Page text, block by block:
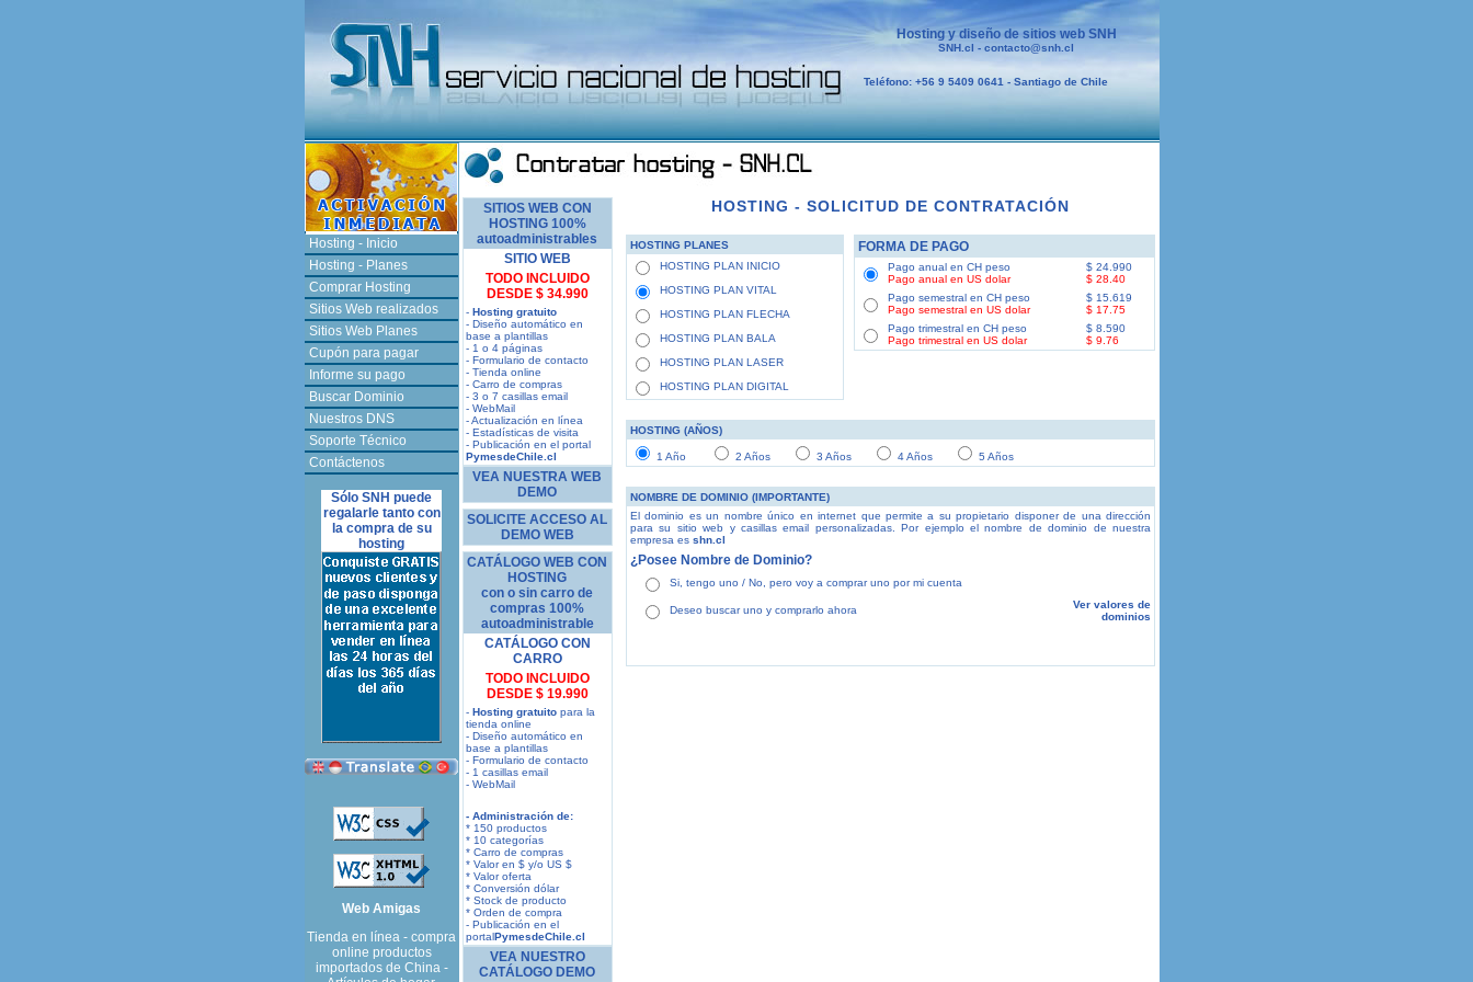
Hosting y diseño de sitios web SNH
SNH.cl - contacto@snh.cl
Teléfono: +56 9 5409 0641 - Santiago de Chile
Hosting - Inicio
Hosting - Planes
Comprar Hosting
Sitios Web realizados
Sitios Web Planes
Cupón para pagar
Informe su pago
Buscar Dominio
Nuestros DNS
Soporte Técnico
Contáctenos
Sólo SNH puede
regalarle tanto con
la compra de su
hosting
Web Amigas
Tienda en línea - compra
online productos
importados de China -
SITIOS WEB CON
HOSTING 100%
autoadministrables
SITIO WEB
TODO INCLUIDO
DESDE $ 34.990
- Hosting gratuito
- Diseño automático en
base a plantillas
- 1 o 4 páginas
- Formulario de contacto
- Tienda online
- Carro de compras
- 3 o 7 casillas email
- WebMail
- Actualización en línea
- Estadísticas de visita
- Publicación en el portal
PymesdeChile.cl
VEA NUESTRA WEB
DEMO
SOLICITE ACCESO AL
DEMO WEB
CATÁLOGO WEB CON
HOSTING
con o sin carro de
compras 100%
autoadministrable
CATÁLOGO CON
CARRO
TODO INCLUIDO
DESDE $ 19.990
- Hosting gratuitopara la
tienda online
- Diseño automático en
base a plantillas
- Formulario de contacto
- 1 casillas email
- WebMail
- Administración de:
* 150 productos
* 10 categorías
* Carro de compras
* Valor en $ y/o US $
* Valor oferta
* Conversión dólar
* Stock de producto
* Orden de compra
- Publicación en el
portalPymesdeChile.cl
VEA NUESTRO
CATÁLOGO DEMO
HOSTING - SOLICITUD DE CONTRATACIÓN
HOSTING PLANES
HOSTING PLAN INICIO
HOSTING PLAN VITAL
HOSTING PLAN FLECHA
HOSTING PLAN BALA
HOSTING PLAN LASER
HOSTING PLAN DIGITAL
FORMA DE PAGO
Pago anual en CH peso
Pago anual en US dolar
$ 24.990
$ 28.40
Pago semestral en CH peso
Pago semestral en US dolar
$ 15.619
$ 17.75
Pago trimestral en CH peso
Pago trimestral en US dolar
$ 8.590
$ 9.76
HOSTING (AÑOS)
1 Año 2 Años 3 Años 4 Años 5 Años
NOMBRE DE DOMINIO (IMPORTANTE)
El dominio es un nombre único en internet que permite a su propietario disponer de una dirección
para su sitio web y casillas email personalizadas. Por ejemplo el nombre de dominio de nuestra
empresa es shn.cl
¿Posee Nombre de Dominio?
Si, tengo uno / No, pero voy a comprar uno por mi cuenta
Deseo buscar uno y comprarlo ahora
Ver valores de
dominios